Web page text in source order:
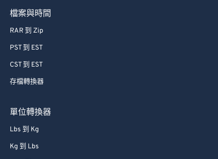
檔案與時間
RAR 到 Zip
PST 到 EST
CST 到 EST
存檔轉換器
單位轉換器
Lbs 到 Kg
Kg 到 Lbs